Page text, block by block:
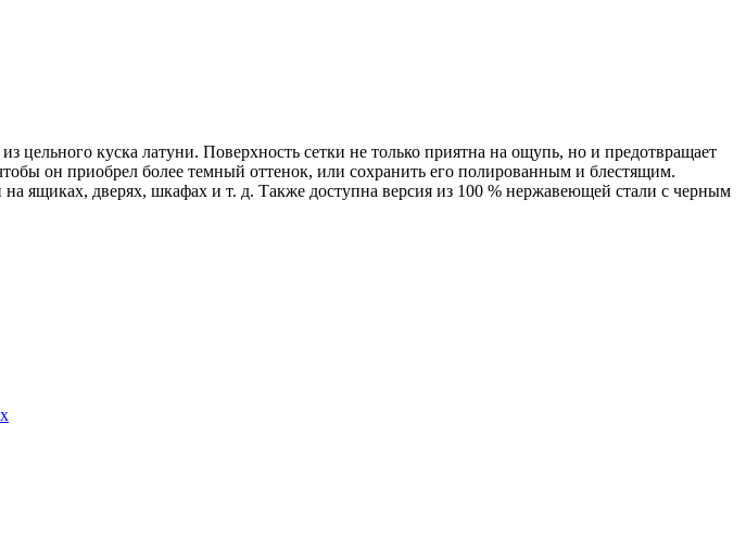
куска латуни. Поверхность сетки не только приятна на ощупь, но и предотвращает
он приобрел более темный оттенок, или сохранить его полированным и блестящим.
ящиках, дверях, шкафах и т. д. Также доступна версия из 100 % нержавеющей стали с черным